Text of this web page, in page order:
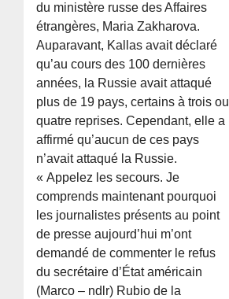
du ministère russe des Affaires
étrangères, Maria Zakharova.
Auparavant, Kallas avait déclaré
qu’au cours des 100 dernières
années, la Russie avait attaqué
plus de 19 pays, certains à trois ou
quatre reprises. Cependant, elle a
affirmé qu’aucun de ces pays
n’avait attaqué la Russie.
« Appelez les secours. Je
comprends maintenant pourquoi
les journalistes présents au point
de presse aujourd’hui m’ont
demandé de commenter le refus
du secrétaire d’État américain
(Marco – ndlr) Rubio de la